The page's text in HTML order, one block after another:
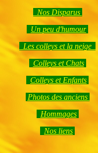
Nos Disparus
Un peu d'humour
Les colleys et la neige
Colleys et Chats
Colleys et Enfants
Photos des anciens
Hommages
Nos liens